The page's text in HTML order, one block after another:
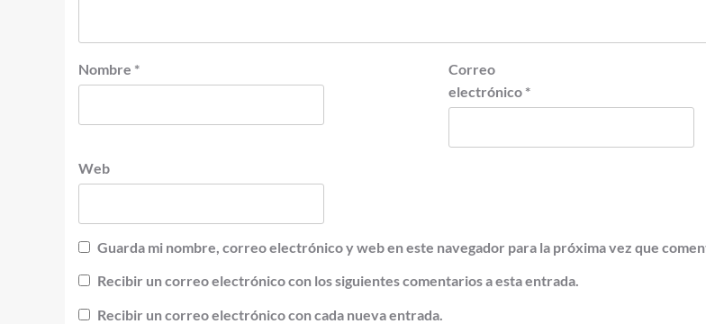
Nombre *
Correo
electrónico *
Web
Guarda mi nombre, correo electrónico y web en este navegador para la próxima vez que
Recibir un correo electrónico con los siguientes comentarios a esta entrada.
Recibir un correo electrónico con cada nueva entrada.